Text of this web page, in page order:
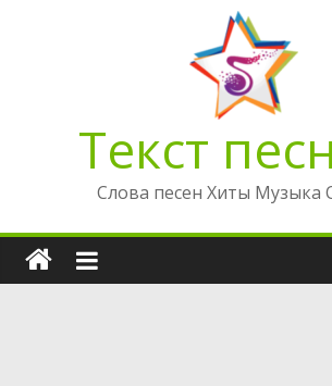
Текст
Слова песен Хиты Музыка